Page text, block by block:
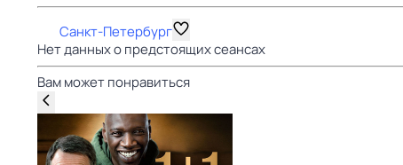
Санкт-Петербург
Нет данных о предстоящих сеансах
Вам может понравиться